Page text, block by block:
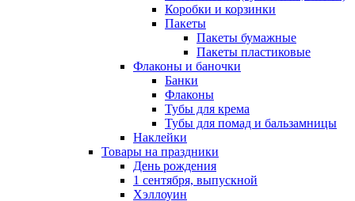
Коробки и корзинки
Пакеты
Пакеты бумажные
Пакеты пластиковые
Флаконы и баночки
Банки
Флаконы
Тубы для крема
Тубы для помад и бальзамницы
Наклейки
Товары на праздники
День рождения
1 сентября, выпускной
Хэллоуин